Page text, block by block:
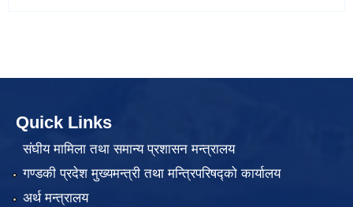
Quick Links
संघीय मामिला तथा समान्य प्रशासन मन्त्रालय
गण्डकी प्रदेश मुख्यमन्त्री तथा मन्त्रिपरिषद्को कार्यालय
अर्थ मन्त्रालय